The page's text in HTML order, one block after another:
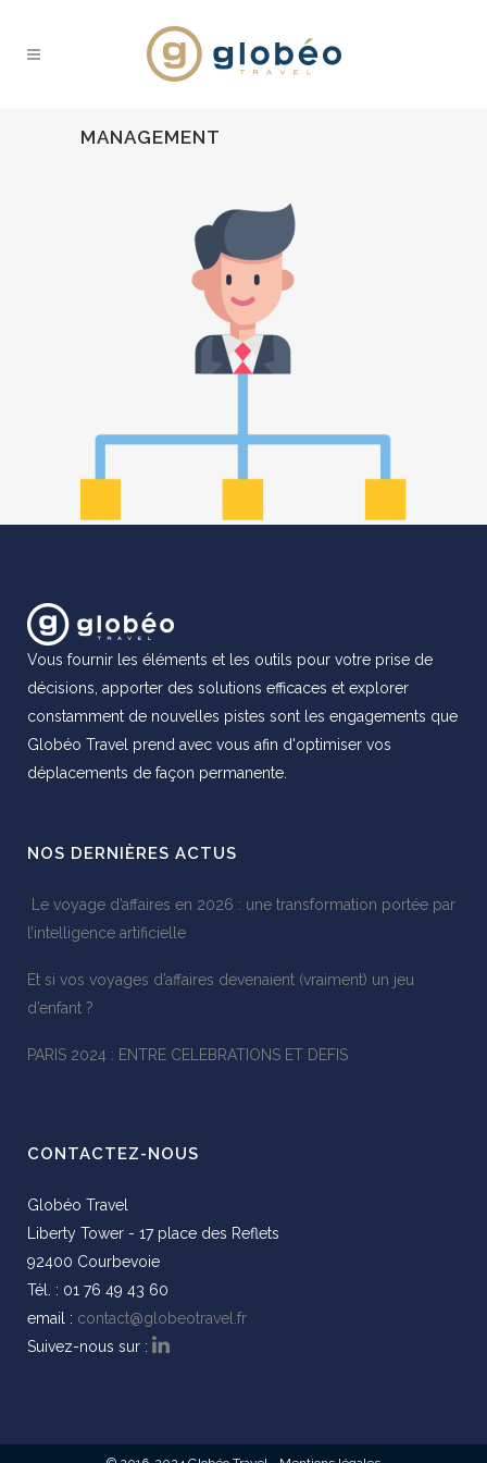
MANAGEMENT
Vous fournir les éléments et les outils pour votre prise de
décisions, apporter des solutions efficaces et explorer
constamment de nouvelles pistes sont les engagements que
Globéo Travel prend avec vous afin d'optimiser vos
déplacements de façon permanente.
NOS DERNIÈRES ACTUS
Le voyage d’affaires en 2026 : une transformation portée par
l’intelligence artificielle
Et si vos voyages d’affaires devenaient (vraiment) un jeu
d’enfant ?
PARIS 2024 : ENTRE CELEBRATIONS ET DEFIS
CONTACTEZ-NOUS
Globéo Travel
Liberty Tower - 17 place des Reflets
92400 Courbevoie
Tél. : 01 76 49 43 60
email : contact@globeotravel.fr
Suivez-nous sur :